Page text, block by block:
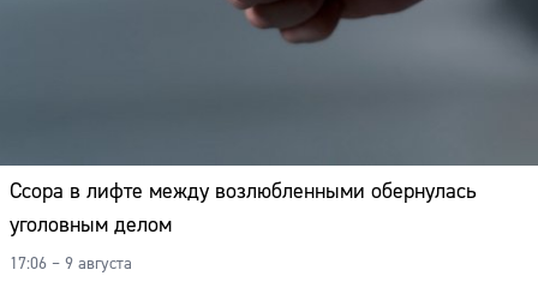
Ссора в лифте между возлюбленными обернулась
уголовным делом
17:06 – 9 августа